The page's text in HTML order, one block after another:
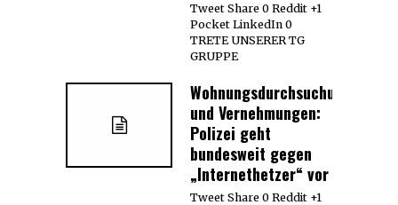
Tweet Share 0 Reddit +1
Pocket LinkedIn 0
TRETE UNSERER TG
GRUPPE
Wohnungsdurchsuchungen
und Vernehmungen:
Polizei geht
bundesweit gegen
„Internethetzer“ vor
Tweet Share 0 Reddit +1